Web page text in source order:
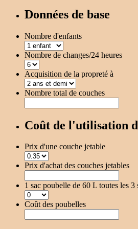
Données de base
Nombre d'enfants
Nombre de changes/24 heures
Acquisition de la propreté à
Nombre total de couches
Coût de l'utilisation
Prix d'une couche jetable
Prix d'achat des couches jetables
1 sac poubelle de 60 L toutes les
Coût des poubelles